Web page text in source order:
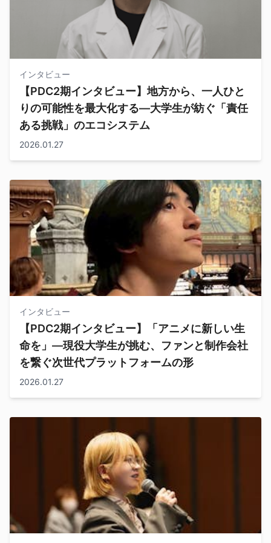
インタビュー
【PDC2期インタビュー】地方から、一人ひと
りの可能性を最大化する―大学生が紡ぐ「責任
ある挑戦」のエコシステム
2026.01.27
インタビュー
【PDC2期インタビュー】「アニメに新しい生
命を」—現役大学生が挑む、ファンと制作会社
を繋ぐ次世代プラットフォームの形
2026.01.27